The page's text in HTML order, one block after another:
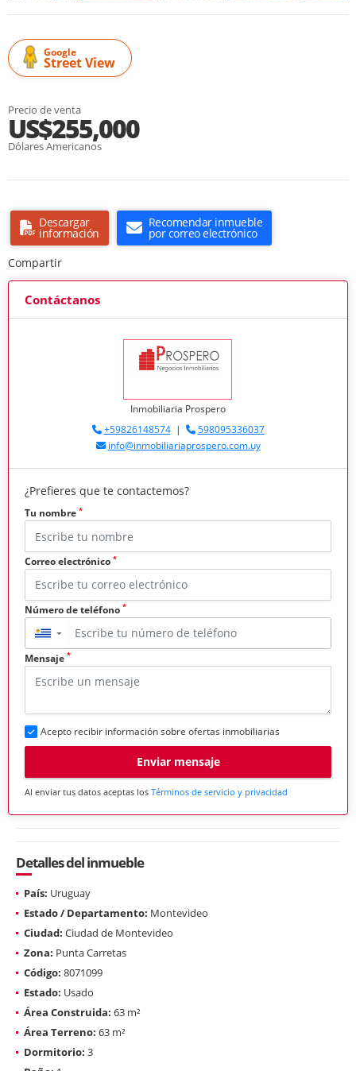
Google
Street View
Precio de venta
US$255,000
Dólares Americanos
Descargar
información
Recomendar inmueble
por correo electrónico
Compartir
Contáctanos
Inmobiliaria Prospero
+59826148574|
598095336037
info@inmobiliariaprospero.com.uy
¿Prefieres que te contactemos?
Tu nombre *
Correo electrónico *
Número de teléfono *
▼
Mensaje *
Acepto recibir información sobre ofertas inmobiliarias
Enviar mensaje
Al enviar tus datos aceptas los Términos de servicio y privacidad
Detalles del inmueble
País: Uruguay
Estado / Departamento: Montevideo
Ciudad: Ciudad de Montevideo
Zona: Punta Carretas
Código: 8071099
Estado: Usado
Área Construida: 63 m²
Área Terreno: 63 m²
Dormitorio: 3